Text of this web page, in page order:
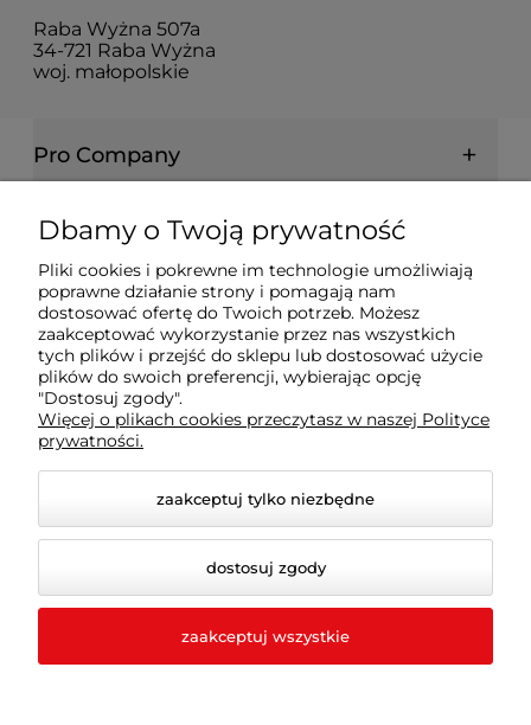
Raba Wyżna 507a
34-721 Raba Wyżna
woj. małopolskie
Pro Company
Farby | Lakiery | Emalie
Ochrona drewna | metalu | betonu
Informacje prawne
Dokumenty
Dbamy o Twoją prywatność
Pliki cookies i pokrewne im technologie umożliwiają
poprawne działanie strony i pomagają nam
dostosować ofertę do Twoich potrzeb. Możesz
zaakceptować wykorzystanie przez nas wszystkich
tych plików i przejść do sklepu lub dostosować użycie
plików do swoich preferencji, wybierając opcję
"Dostosuj zgody".
Więcej o plikach cookies przeczytasz w naszej Polityce
prywatności.
zaakceptuj tylko niezbędne
dostosuj zgody
zaakceptuj wszystkie